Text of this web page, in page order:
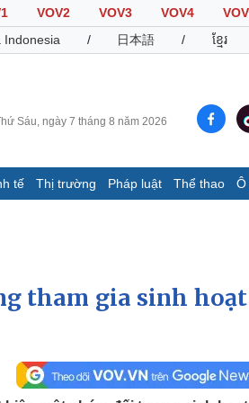
VOV2 VOV3 VOV4
Indonesia / 日本語 / ខ្មែរ
Sáu, ngày 7 tháng 8 năm 2026
tế Thị trường Pháp luật Thể thao Ô
Thể thao
Ô tô -
tham gia sinh